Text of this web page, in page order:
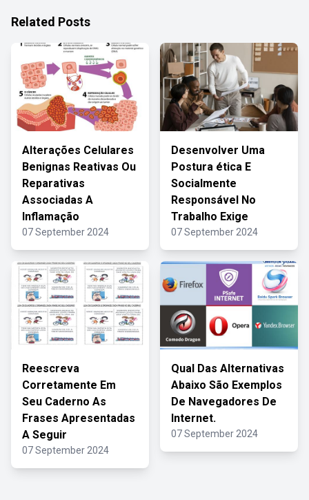
Related Posts
Alterações Celulares
Benignas Reativas Ou
Reparativas
Associadas A
Inflamação
07 September 2024
Desenvolver Uma
Postura ética E
Socialmente
Responsável No
Trabalho Exige
07 September 2024
Reescreva
Corretamente Em
Seu Caderno As
Frases Apresentadas
A Seguir
07 September 2024
Qual Das Alternativas
Abaixo São Exemplos
De Navegadores De
Internet.
07 September 2024